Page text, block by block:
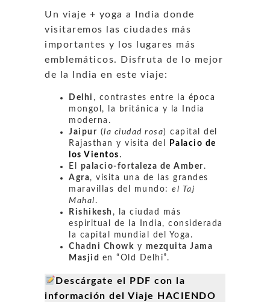
Un viaje + yoga a India donde
visitaremos las ciudades más
importantes y los lugares más
emblemáticos. Disfruta de lo mejor
de la India en este viaje:
Delhi , contrastes entre la época
mongol, la británica y la India
moderna.
Jaipur (la ciudad rosa) capital del
Rajasthan y visita del
Palacio de
los Vientos.
El palacio-fortaleza de Amber.
Agra, visita una de las grandes
maravillas del mundo: el Taj
Mahal .
Rishikesh , la ciudad más
espiritual de la India, considerada
la capital mundial del Yoga.
Chadni Chowk y mezquita Jama
Masjid en “Old Delhi”.
Descárgate el PDF con la
información del Viaje HACIENDO